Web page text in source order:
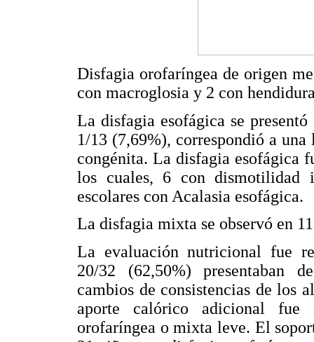
Disfagia orofaríngea de origen
con macroglosia y 2 con
La disfagia esofágica se
1/13 (7,69%), correspondió a una
congénita. La disfagia esofágica
los cuales, 6 con dismotilidad
escolares con Acalasia esofágica.
La disfagia mixta se observó en
La evaluación nutricional fue
20/32 (62,50%) presentaban
cambios de consistencias de los
aporte calórico adicional fue
orofaríngea o mixta leve. El